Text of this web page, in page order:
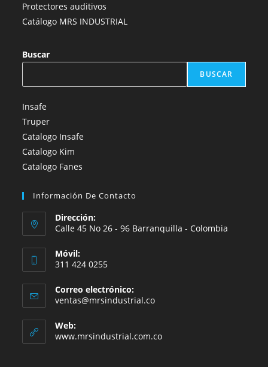
Protectores auditivos
Catálogo MRS INDUSTRIAL
Buscar
BUSCAR
Insafe
Truper
Catalogo Insafe
Catalogo Kim
Catalogo Fanes
Información De Contacto
Dirección:
Calle 45 No 26 - 96 Barranquilla - Colombia
Móvil:
311 424 0255
Correo electrónico:
ventas@mrsindustrial.coSe
tu
aplicación
Web:
www.mrsindustrial.com.co